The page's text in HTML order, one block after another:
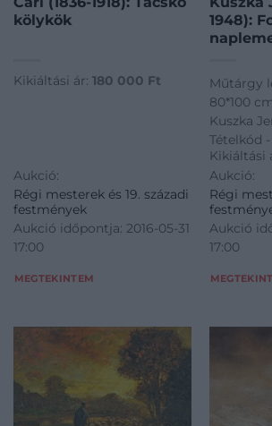
kölykök
Kikiáltási ár: 180 000 Ft
Aukció:
Régi mesterek és 19. századi
festmények
Aukció időpontja: 2016-05-31
17:00
MEGTEKINTEM
1948):
Műtárgy
80*100
Kuszka
Tételkód -
Kikiáltási
Aukció:
Régi
Aukció
17:00